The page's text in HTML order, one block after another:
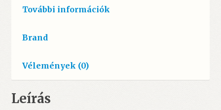
További információk
Brand
Vélemények (0)
Leírás